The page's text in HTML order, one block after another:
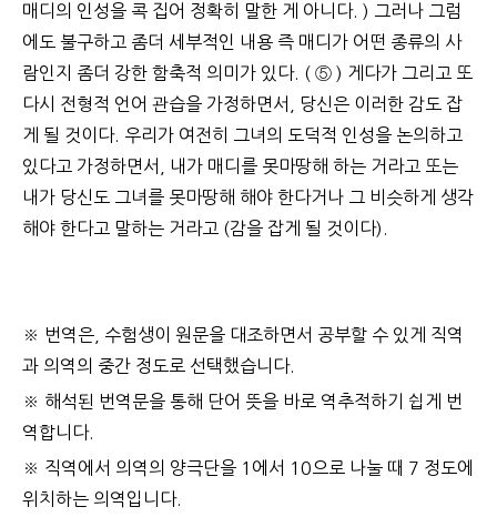
매디의 인성을 콕 집어 정확히 말한 게 아니다. ) 그러나 그럼
에도 불구하고 좀더 세부적인 내용 즉 매디가 어떤 종류의 사
람인지 좀더 강한 함축적 의미가 있다. ( ⑤ ) 게다가 그리고 또
다시 전형적 언어 관습을 가정하면서, 당신은 이러한 감도 잡
게 될 것이다. 우리가 여전히 그녀의 도덕적 인성을 논의하고
있다고 가정하면서, 내가 매디를 못마땅해 하는 거라고 또는
내가 당신도 그녀를 못마땅해 해야 한다거나 그 비슷하게 생각
해야 한다고 말하는 거라고 (감을 잡게 될 것이다).
※ 번역은, 수험생이 원문을 대조하면서 공부할 수 있게 직역
과 의역의 중간 정도로 선택했습니다.
※ 해석된 번역문을 통해 단어 뜻을 바로 역추적하기 쉽게 번
역합니다.
※ 직역에서 의역의 양극단을 1에서 10으로 나눌 때 7 정도에
위치하는 의역입니다.